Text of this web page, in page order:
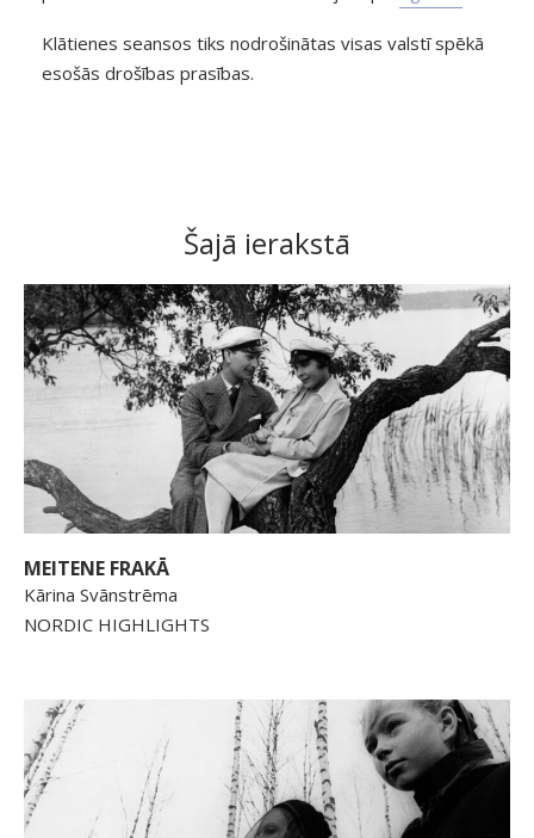
Klātienes seansos tiks nodrošinātas visas valstī spēkā
esošās drošības prasības.
Šajā ierakstā
MEITENE FRAKĀ
Kārina Svānstrēma
NORDIC HIGHLIGHTS